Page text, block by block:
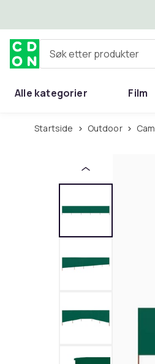
Søk etter produkter
Alle kategorier Film
Startside Outdoor